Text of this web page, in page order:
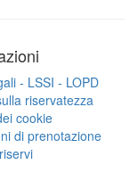
- LSSI - LOPD
riservatezza
cookie
di prenotazione